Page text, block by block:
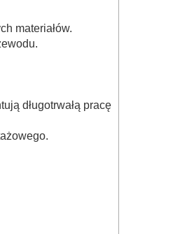
materiałów.
długotrwałą pracę